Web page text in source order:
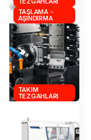
TAŞLAMA -
AŞINDIRMA
TAKIM
TEZGAHLARI